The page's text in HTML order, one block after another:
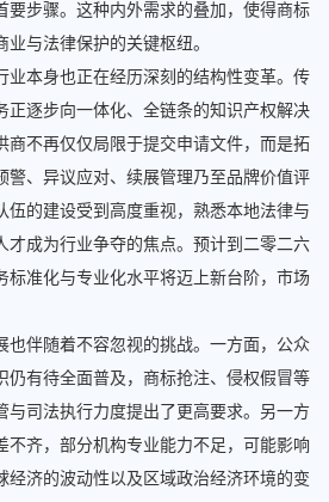
要步骤。这种内外需求的叠加，使得商标
与法律保护的关键枢纽。
本身也正在经历深刻的结构性变革。传
正逐步向一体化、全链条的知识产权解决
商不再仅仅局限于提交申请文件，而是拓
警、异议应对、续展管理乃至品牌价值评
伍的建设受到高度重视，熟悉本地法律与
才成为行业争夺的焦点。预计到二零二六
标准化与专业化水平将迈上新台阶，市场
伴随着不容忽视的挑战。一方面，公众
仍有待全面普及，商标抢注、侵权假冒等
与司法执行力度提出了更高要求。另一方
不齐，部分机构专业能力不足，可能影响
经济的波动性以及区域政治经济环境的变